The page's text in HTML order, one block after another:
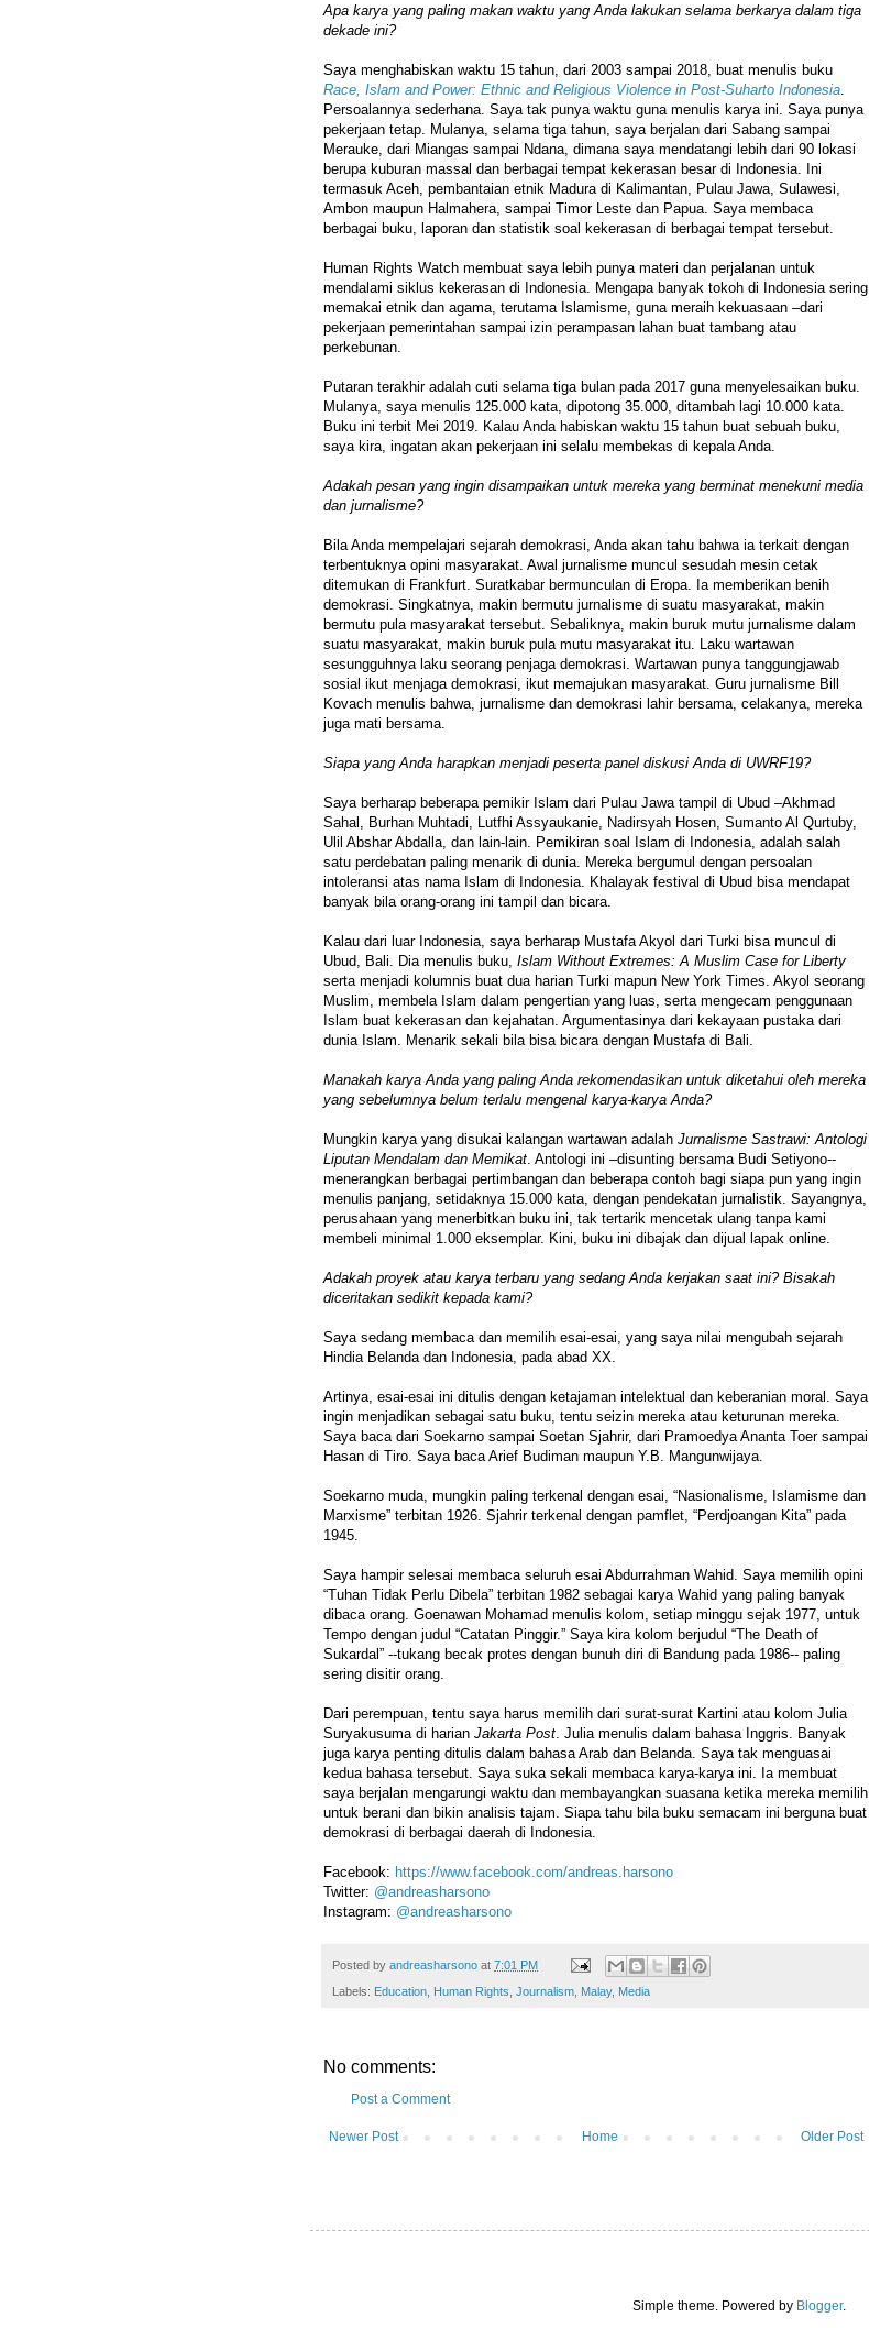
Apa karya yang paling makan waktu yang Anda lakukan selama berkarya dalam tiga
dekade ini?
Saya menghabiskan waktu 15 tahun, dari 2003 sampai 2018, buat menulis buku
Race, Islam and Power: Ethnic and Religious Violence in Post-Suharto Indonesia
Persoalannya sederhana. Saya tak punya waktu guna menulis karya ini. Saya punya
pekerjaan tetap. Mulanya, selama tiga tahun, saya berjalan dari Sabang sampai
Merauke, dari Miangas sampai Ndana, dimana saya mendatangi lebih dari 90 lokasi
berupa kuburan massal dan berbagai tempat kekerasan besar di Indonesia. Ini
termasuk Aceh, pembantaian etnik Madura di Kalimantan, Pulau Jawa, Sulawesi,
Ambon maupun Halmahera, sampai Timor Leste dan Papua. Saya membaca
berbagai buku, laporan dan statistik soal kekerasan di berbagai tempat tersebut.
Human Rights Watch membuat saya lebih punya materi dan perjalanan untuk
mendalami siklus kekerasan di Indonesia. Mengapa banyak tokoh di Indonesia sering
memakai etnik dan agama, terutama Islamisme, guna meraih kekuasaan –dari
pekerjaan pemerintahan sampai izin perampasan lahan buat tambang atau
perkebunan.
Putaran terakhir adalah cuti selama tiga bulan pada 2017 guna menyelesaikan buku.
Mulanya, saya menulis 125.000 kata, dipotong 35.000, ditambah lagi 10.000 kata.
Buku ini terbit Mei 2019. Kalau Anda habiskan waktu 15 tahun buat sebuah buku,
saya kira, ingatan akan pekerjaan ini selalu membekas di kepala Anda.
Adakah pesan yang ingin disampaikan untuk mereka yang berminat menekuni media
dan jurnalisme?
Bila Anda mempelajari sejarah demokrasi, Anda akan tahu bahwa ia terkait dengan
terbentuknya opini masyarakat. Awal jurnalisme muncul sesudah mesin cetak
ditemukan di Frankfurt. Suratkabar bermunculan di Eropa. Ia memberikan benih
demokrasi. Singkatnya, makin bermutu jurnalisme di suatu masyarakat, makin
bermutu pula masyarakat tersebut. Sebaliknya, makin buruk mutu jurnalisme dalam
suatu masyarakat, makin buruk pula mutu masyarakat itu. Laku wartawan
sesungguhnya laku seorang penjaga demokrasi. Wartawan punya tanggungjawab
sosial ikut menjaga demokrasi, ikut memajukan masyarakat. Guru jurnalisme Bill
Kovach menulis bahwa, jurnalisme dan demokrasi lahir bersama, celakanya, mereka
juga mati bersama.
Siapa yang Anda harapkan menjadi peserta panel diskusi Anda di UWRF19?
Saya berharap beberapa pemikir Islam dari Pulau Jawa tampil di Ubud –Akhmad
Sahal, Burhan Muhtadi, Lutfhi Assyaukanie, Nadirsyah Hosen, Sumanto Al Qurtuby,
Ulil Abshar Abdalla, dan lain-lain. Pemikiran soal Islam di Indonesia, adalah salah
satu perdebatan paling menarik di dunia. Mereka bergumul dengan persoalan
intoleransi atas nama Islam di Indonesia. Khalayak festival di Ubud bisa mendapat
banyak bila orang-orang ini tampil dan bicara.
Kalau dari luar Indonesia, saya berharap Mustafa Akyol dari Turki bisa muncul di
Ubud, Bali. Dia menulis buku, Islam Without Extremes: A Muslim Case for Liberty
serta menjadi kolumnis buat dua harian Turki mapun New York Times. Akyol seorang
Muslim, membela Islam dalam pengertian yang luas, serta mengecam penggunaan
Islam buat kekerasan dan kejahatan. Argumentasinya dari kekayaan pustaka dari
dunia Islam. Menarik sekali bila bisa bicara dengan Mustafa di Bali.
Manakah karya Anda yang paling Anda rekomendasikan untuk diketahui oleh mereka
yang sebelumnya belum terlalu mengenal karya-karya Anda?
Mungkin karya yang disukai kalangan wartawan adalah Jurnalisme Sastrawi: Antologi
Liputan Mendalam dan Memikat . Antologi ini –disunting bersama Budi Setiyono--
menerangkan berbagai pertimbangan dan beberapa contoh bagi siapa pun yang ingin
menulis panjang, setidaknya 15.000 kata, dengan pendekatan jurnalistik. Sayangnya,
perusahaan yang menerbitkan buku ini, tak tertarik mencetak ulang tanpa kami
membeli minimal 1.000 eksemplar. Kini, buku ini dibajak dan dijual lapak online.
Adakah proyek atau karya terbaru yang sedang Anda kerjakan saat ini? Bisakah
diceritakan sedikit kepada kami?
Saya sedang membaca dan memilih esai-esai, yang saya nilai mengubah sejarah
Hindia Belanda dan Indonesia, pada abad XX.
Artinya, esai-esai ini ditulis dengan ketajaman intelektual dan keberanian moral. Saya
ingin menjadikan sebagai satu buku, tentu seizin mereka atau keturunan mereka.
Saya baca dari Soekarno sampai Soetan Sjahrir, dari Pramoedya Ananta Toer sampai
Hasan di Tiro. Saya baca Arief Budiman maupun Y.B. Mangunwijaya.
Soekarno muda, mungkin paling terkenal dengan esai, “Nasionalisme, Islamisme dan
Marxisme” terbitan 1926. Sjahrir terkenal dengan pamflet, “Perdjoangan Kita” pada
1945.
Saya hampir selesai membaca seluruh esai Abdurrahman Wahid. Saya memilih opini
“Tuhan Tidak Perlu Dibela” terbitan 1982 sebagai karya Wahid yang paling banyak
dibaca orang. Goenawan Mohamad menulis kolom, setiap minggu sejak 1977, untuk
Tempo dengan judul “Catatan Pinggir.” Saya kira kolom berjudul “The Death of
Sukardal” --tukang becak protes dengan bunuh diri di Bandung pada 1986-- paling
sering disitir orang.
Dari perempuan, tentu saya harus memilih dari surat-surat Kartini atau kolom Julia
Suryakusuma di harian Jakarta Post . Julia menulis dalam bahasa Inggris. Banyak
juga karya penting ditulis dalam bahasa Arab dan Belanda. Saya tak menguasai
kedua bahasa tersebut. Saya suka sekali membaca karya-karya ini. Ia membuat
saya berjalan mengarungi waktu dan membayangkan suasana ketika mereka memilih
untuk berani dan bikin analisis tajam. Siapa tahu bila buku semacam ini berguna buat
demokrasi di berbagai daerah di Indonesia.
Facebook: https://www.facebook.com/andreas.harsono
Twitter: @andreasharsono
Instagram: @andreasharsono
Posted by andreasharsono at 7:01 PM
Labels: Education Human Rights Journalism Malay, Media
No comments:
Post a Comment
Newer Post Older Post
Home
Simple theme. Powered by Blogger.